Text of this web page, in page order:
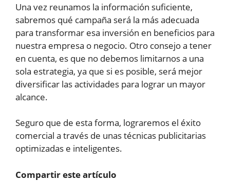
Una vez reunamos la información suficiente,
sabremos qué campaña será la más adecuada
para transformar esa inversión en beneficios para
nuestra empresa o negocio. Otro consejo a tener
en cuenta, es que no debemos limitarnos a una
sola estrategia, ya que si es posible, será mejor
diversificar las actividades para lograr un mayor
alcance.
Seguro que de esta forma, lograremos el éxito
comercial a través de unas técnicas publicitarias
optimizadas e inteligentes.
Compartir este artículo